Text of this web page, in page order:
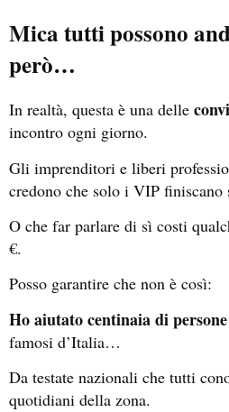
Mica tutti possono
però…
In realtà, questa è una delle
incontro ogni giorno.
Gli imprenditori e liberi
credono che solo i VIP finiscano
O che far parlare di sì costi
€.
Posso garantire che non è così:
Ho aiutato centinaia di persone
famosi d’Italia…
Da testate nazionali che tutti
quotidiani della zona.